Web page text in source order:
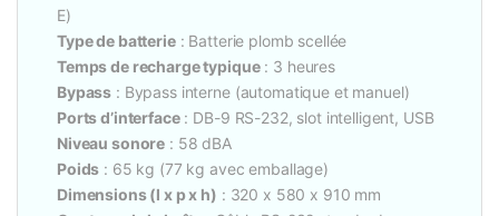
E)
Type de batterie: Batterie plomb scellée
Temps de recharge typique: 3 heures
Bypass : Bypass interne (automatique et manuel)
Ports d’interface: DB-9 RS-232, slot intelligent, USB
Niveau sonore : 58 dBA
Poids : 65 kg (77 kg avec emballage)
Dimensions (l x p x h) : 320 x 580 x 910 mm